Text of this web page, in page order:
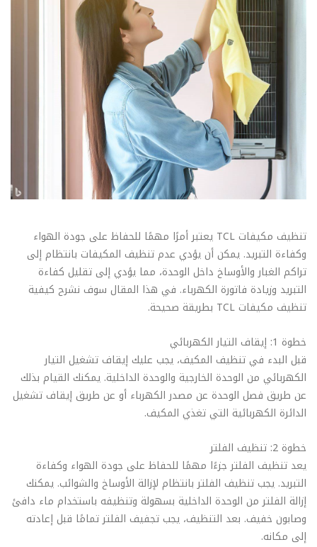
تنظيف مكيفات TCL يعتبر أمرًا مهمًا للحفاظ على جودة الهواء
وكفاءة التبريد. يمكن أن يؤدي عدم تنظيف المكيفات بانتظام إلى
تراكم الغبار والأوساخ داخل الوحدة، مما يؤدي إلى تقليل كفاءة
التبريد وزيادة فاتورة الكهرباء. في هذا المقال سوف نشرح كيفية
تنظيف مكيفات TCL بطريقة صحيحة.
خطوة 1: إيقاف التيار الكهربائي
قبل البدء في تنظيف المكيف، يجب عليك إيقاف تشغيل التيار
الكهربائي من الوحدة الخارجية والوحدة الداخلية. يمكنك القيام بذلك
عن طريق فصل الوحدة عن مصدر الكهرباء أو عن طريق إيقاف تشغيل
الدائرة الكهربائية التي تغذي المكيف.
خطوة 2: تنظيف الفلتر
يعد تنظيف الفلتر جزءًا مهمًا للحفاظ على جودة الهواء وكفاءة
التبريد. يجب تنظيف الفلتر بانتظام لإزالة الأوساخ والشوائب. يمكنك
إزالة الفلتر من الوحدة الداخلية بسهولة وتنظيفه باستخدام ماء دافئ
وصابون خفيف. بعد التنظيف، يجب تجفيف الفلتر تمامًا قبل إعادته
إلى مكانه.